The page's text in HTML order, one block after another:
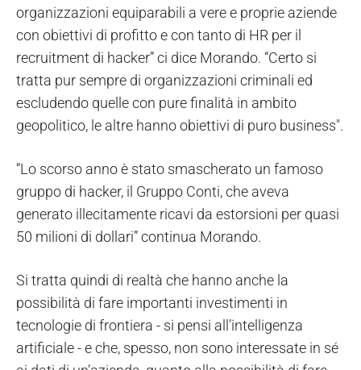
organizzazioni equiparabili a vere e proprie aziende
con obiettivi di profitto e con tanto di HR per il
recruitment di hacker” ci dice Morando. “Certo si
tratta pur sempre di organizzazioni criminali ed
escludendo quelle con pure finalità in ambito
geopolitico, le altre hanno obiettivi di puro business".
“Lo scorso anno è stato smascherato un famoso
gruppo di hacker, il Gruppo Conti, che aveva
generato illecitamente ricavi da estorsioni per quasi
50 milioni di dollari” continua Morando.
Si tratta quindi di realtà che hanno anche la
possibilità di fare importanti investimenti in
tecnologie di frontiera - si pensi all’intelligenza
artificiale - e che, spesso, non sono interessate in sé